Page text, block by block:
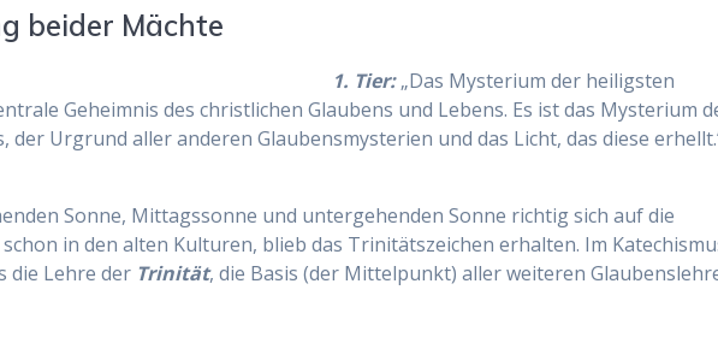
beider Mächte
1. Tier:„Das Mysterium der heiligsten
Geheimnis des christlichen Glaubens und Lebens. Es ist das Mysterium
der Urgrund aller anderen Glaubensmysterien und das Licht, das diese
Sonne, Mittagssonne und untergehenden Sonne richtig sich auf die
in den alten Kulturen, blieb das Trinitätszeichen erhalten. Im
die Lehre der Trinität, die Basis (der Mittelpunkt) aller weiteren